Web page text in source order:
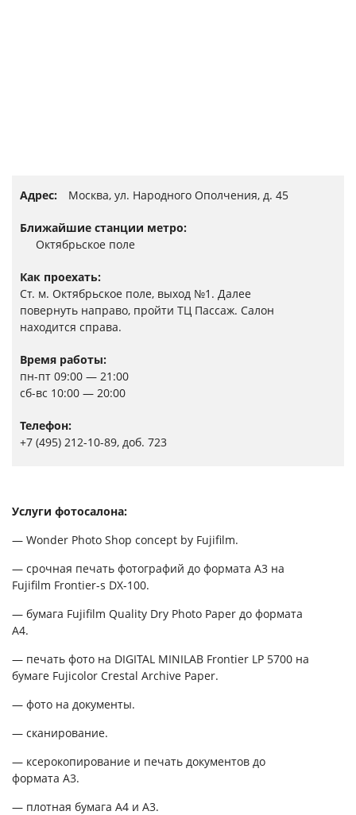
Адрес: Москва, ул. Народного Ополчения, д. 45
Ближайшие станции метро:
Октябрьское поле
Как проехать:
Ст. м. Октябрьское поле, выход №1. Далее
повернуть направо, пройти ТЦ Пассаж. Салон
находится справа.
Время работы:
пн-пт 09:00 — 21:00
сб-вс 10:00 — 20:00
Телефон:
+7 (495) 212-10-89, доб. 723
Услуги фотосалона:
— Wonder Photo Shop concept by Fujifilm.
— срочная печать фотографий до формата А3 на
Fujifilm Frontier-s DX-100.
— бумага Fujifilm Quality Dry Photo Paper до формата
А4.
— печать фото на DIGITAL MINILAB Frontier LP 5700 на
бумаге Fujicolor Crestal Archive Paper.
— фото на документы.
— сканирование.
— ксерокопирование и печать документов до
формата А3.
— плотная бумага А4 и А3.